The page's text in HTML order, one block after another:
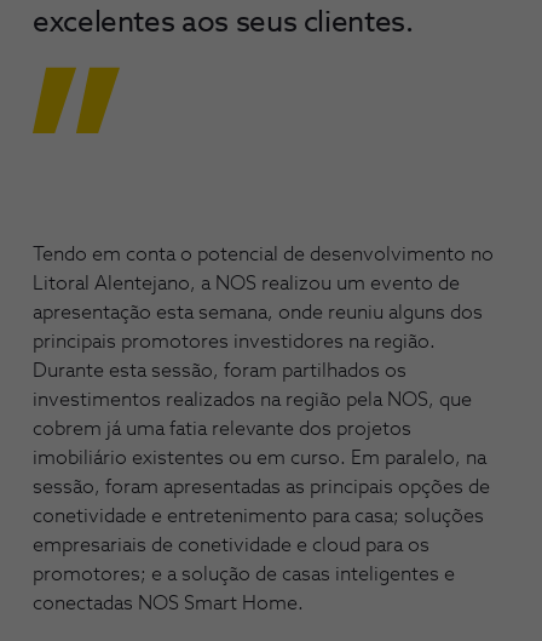
excelentes aos seus clientes.
Tendo em conta o potencial de desenvolvimento no
Litoral Alentejano, a NOS realizou um evento de
apresentação esta semana, onde reuniu alguns dos
principais promotores investidores na região.
Durante esta sessão, foram partilhados os
investimentos realizados na região pela NOS, que
cobrem já uma fatia relevante dos projetos
imobiliário existentes ou em curso. Em paralelo, na
sessão, foram apresentadas as principais opções de
conetividade e entretenimento para casa; soluções
empresariais de conetividade e cloud para os
promotores; e a solução de casas inteligentes e
conectadas NOS Smart Home.